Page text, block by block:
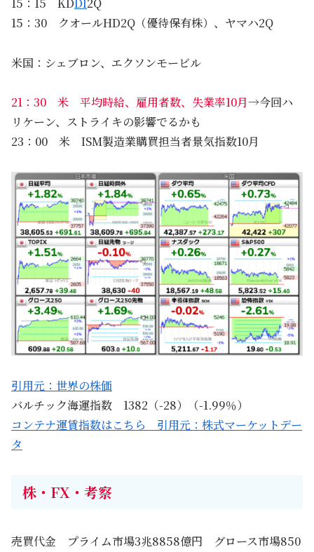
15：30 クオールHD2Q（優待保有株）、ヤマハ2Q
米国：シェブロン、エクソンモービル
21：30 米 平均時給、雇用者数、失業率10月→今回ハ
リケーン、ストライキの影響でるかも
23：00 米 ISM製造業購買担当者景気指数10月
引用元：世界の株価
バルチック海運指数 1382（-28）（-1.99％）
コンテナ運賃指数はこちら 引用元：株式マーケットデー
タ
株・FX・考察
売買代金 プライム市場3兆8858億円 グロース市場850